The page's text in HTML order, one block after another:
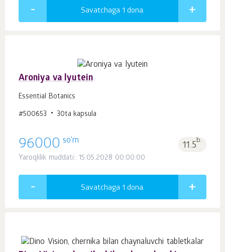
Savatchaga 1 dona.
Aroniya va lyutein
Essential Botanics
#500653 30ta kapsula
96000 so'm 11.5b.
Yaroqlilik muddati:: 15.05.2028 00:00:00
Savatchaga 1 dona.